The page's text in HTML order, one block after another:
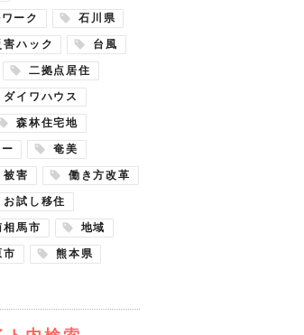
ーク 石川県
害ハック 台風
二拠点居住
ダイワハウス
森林住宅地
奄美
被害 働き方改革
お試し移住
相馬市 地域
市 熊本県